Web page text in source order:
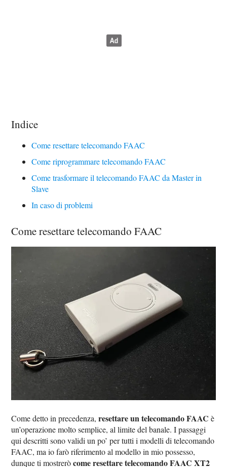
Indice
Come resettare telecomando FAAC
Come riprogrammare telecomando FAAC
Come trasformare il telecomando FAAC da Master in
Slave
In caso di problemi
Come resettare telecomando FAAC
Come detto in precedenza,resettare un telecomando FAAC è
un’operazione molto semplice, al limite del banale. I passaggi
qui descritti sono validi un po’ per tutti i modelli di telecomando
FAAC, ma io farò riferimento al modello in mio possesso,
dunque ti mostreròcome resettare telecomando FAAC XT2